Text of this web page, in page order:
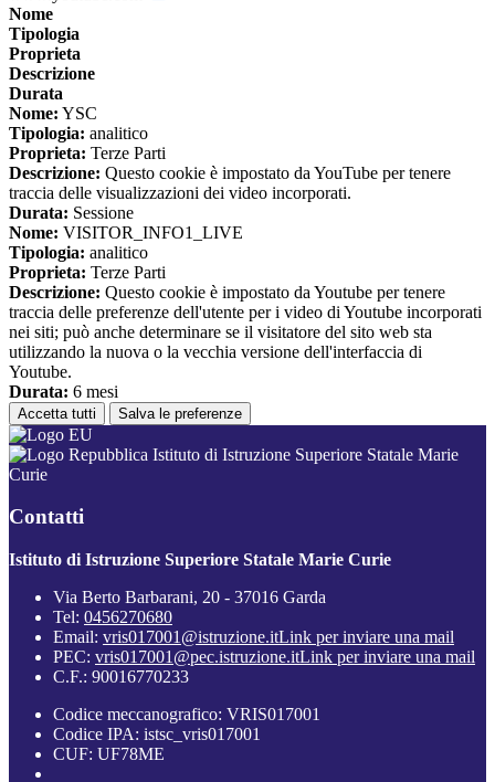
Nome
Tipologia
Proprieta
Descrizione
Durata
Nome: YSC
Tipologia: analitico
Proprieta: Terze Parti
Descrizione: Questo cookie è impostato da YouTube per tenere
traccia delle visualizzazioni dei video incorporati.
Durata: Sessione
Nome: VISITOR_INFO1_LIVE
Tipologia: analitico
Proprieta: Terze Parti
Descrizione: Questo cookie è impostato da Youtube per tenere
traccia delle preferenze dell'utente per i video di Youtube incorporati
nei siti; può anche determinare se il visitatore del sito web sta
utilizzando la nuova o la vecchia versione dell'interfaccia di
Youtube.
Durata: 6 mesi
Accetta tutti Salva le preferenze
Istituto di Istruzione Superiore Statale Marie
Curie
Contatti
Istituto di Istruzione Superiore Statale Marie Curie
Via Berto Barbarani, 20 - 37016 Garda
Tel: 0456270680
Email: vris017001@istruzione.itLink per inviare una mail
PEC: vris017001@pec.istruzione.itLink per inviare una mail
C.F.: 90016770233
Codice meccanografico: VRIS017001
Codice IPA: istsc_vris017001
CUF: UF78ME